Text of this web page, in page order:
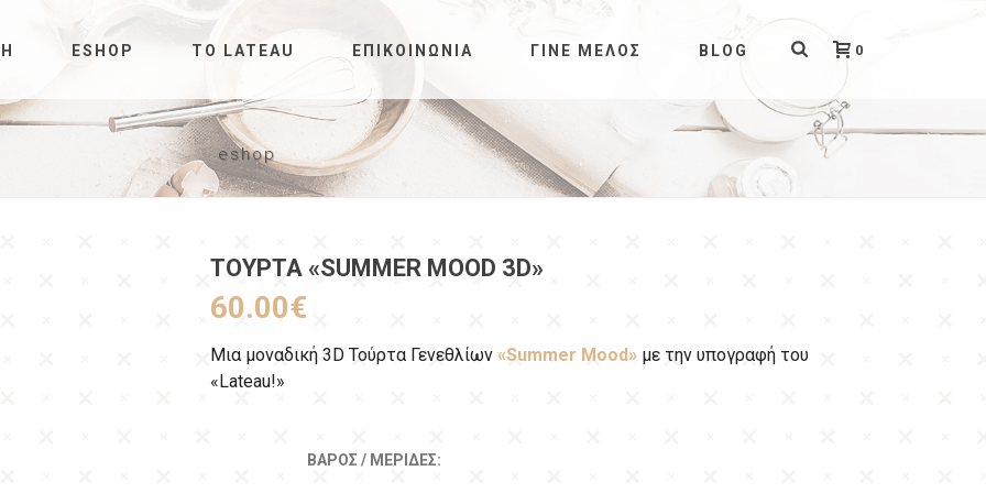
ESHOP ΤΟ LATEAU ΕΠΙΚΟΙΝΩΝΊΑ ΓΊΝΕ ΜΈΛΟΣ BLOG 0
eshop
ΤΟΎΡΤΑ «SUMMER MOOD 3D»
60.00€
Μια μοναδική 3D Τούρτα Γενεθλίων «Summer Mood» με την υπογραφή του
«Lateau!»
ΒΆΡΟΣ / ΜΕΡΊΔΕΣ: